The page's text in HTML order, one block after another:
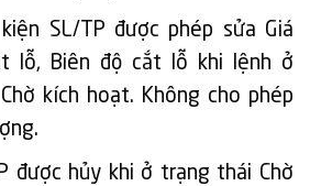
SL/TP được phép sửa Giá
lỗ, Biên độ cắt lỗ khi lệnh ở
kích hoạt. Không cho phép
được hủy khi ở trạng thái Chờ